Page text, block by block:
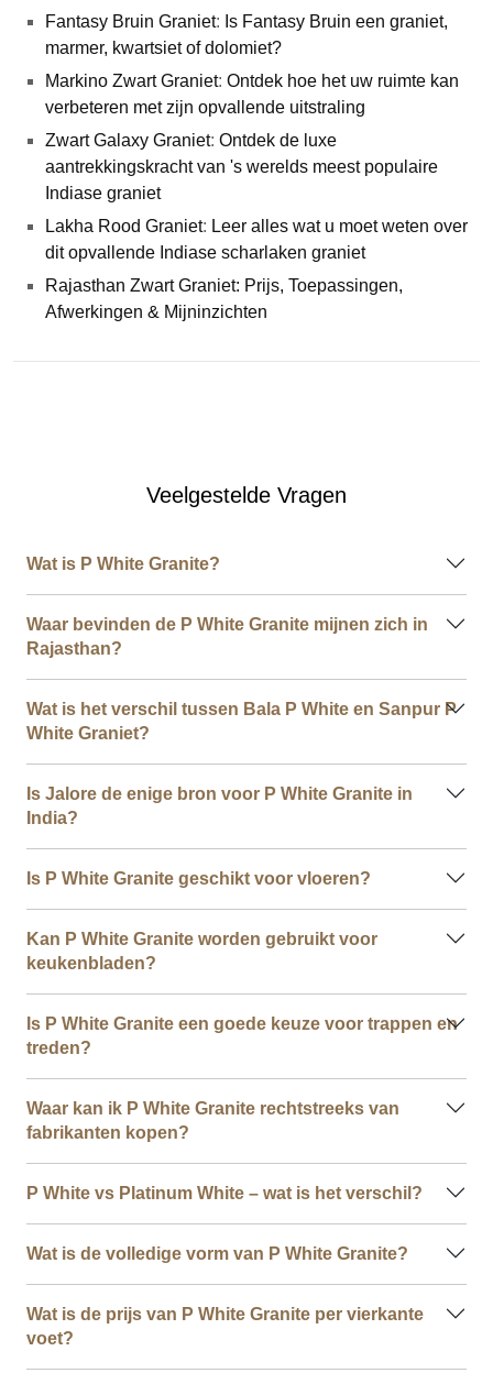
Fantasy Bruin Graniet: Is Fantasy Bruin een graniet,
marmer, kwartsiet of dolomiet?
Markino Zwart Graniet:Ontdek hoe het uw ruimte kan
verbeteren met zijn opvallende uitstraling
Zwart Galaxy Graniet:Ontdek de luxe
aantrekkingskracht van 's werelds meest populaire
Indiase graniet
Lakha Rood Graniet: Leer alles wat u moet weten over
dit opvallende Indiase scharlaken graniet
Rajasthan Zwart Graniet: Prijs, Toepassingen,
Afwerkingen & Mijninzichten
Veelgestelde Vragen
Wat is P White Granite?
Waar bevinden de P White Granite mijnen zich in
Rajasthan?
Wat is het verschil tussen Bala P White en Sanpur P
White Graniet?
Is Jalore de enige bron voor P White Granite in
India?
Is P White Granite geschikt voor vloeren?
Kan P White Granite worden gebruikt voor
keukenbladen?
Is P White Granite een goede keuze voor trappen en
treden?
Waar kan ik P White Granite rechtstreeks van
fabrikanten kopen?
P White vs Platinum White – wat is het verschil?
Wat is de volledige vorm van P White Granite?
Wat is de prijs van P White Granite per vierkante
voet?